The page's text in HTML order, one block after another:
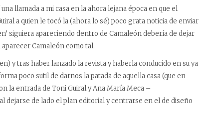
llamada a mi casa en la ahora lejana época en que el
a quien le tocó la (ahora lo sé) poco grata noticia de enviar
siguiera apareciendo dentro de Camaleón debería de dejar
Camaleón como tal.
y tras haber lanzado la revista y haberla conducido en su ya
poco sutil de darnos la patada de aquella casa (que en
la entrada de Toni Guiral y Ana María Meca –
de lado el plan editorial y centrarse en el de diseño